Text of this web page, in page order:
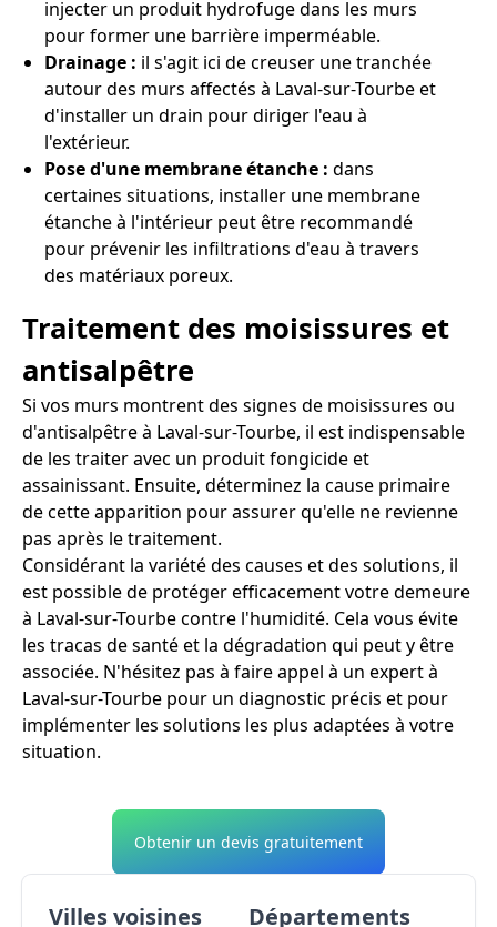
injecter un produit hydrofuge dans les murs
pour former une barrière imperméable.
Drainage : il s'agit ici de creuser une tranchée
autour des murs affectés à Laval-sur-Tourbe et
d'installer un drain pour diriger l'eau à
l'extérieur.
Pose d'une membrane étanche : dans
certaines situations, installer une membrane
étanche à l'intérieur peut être recommandé
pour prévenir les infiltrations d'eau à travers
des matériaux poreux.
Traitement des moisissures et
antisalpêtre
Si vos murs montrent des signes de moisissures ou
d'antisalpêtre à Laval-sur-Tourbe, il est indispensable
de les traiter avec un produit fongicide et
assainissant. Ensuite, déterminez la cause primaire
de cette apparition pour assurer qu'elle ne revienne
pas après le traitement.
Considérant la variété des causes et des solutions, il
est possible de protéger efficacement votre demeure
à Laval-sur-Tourbe contre l'humidité. Cela vous évite
les tracas de santé et la dégradation qui peut y être
associée. N'hésitez pas à faire appel à un expert à
Laval-sur-Tourbe pour un diagnostic précis et pour
implémenter les solutions les plus adaptées à votre
situation.
Obtenir un devis gratuitement
Villes voisines Départements